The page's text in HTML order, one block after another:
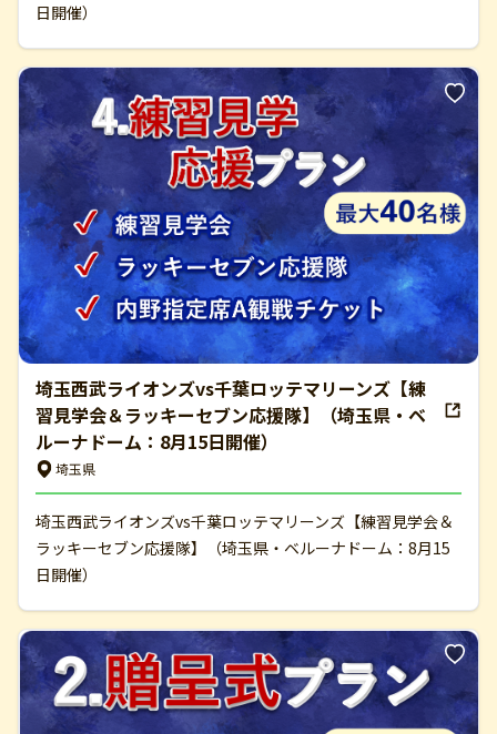
日開催）
埼玉西武ライオンズvs千葉ロッテマリーンズ【練
習見学会＆ラッキーセブン応援隊】（埼玉県・ベ
ルーナドーム：8月15日開催）
埼玉県
埼玉西武ライオンズvs千葉ロッテマリーンズ【練習見学会＆
ラッキーセブン応援隊】（埼玉県・ベルーナドーム：8月15
日開催）